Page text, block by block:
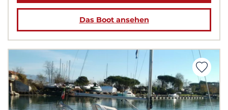
Das Boot ansehen